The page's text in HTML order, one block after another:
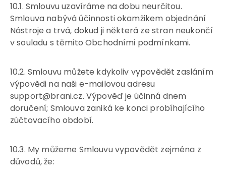
10.1. Smlouvu uzavíráme na dobu neurčitou.
Smlouva nabývá účinnosti okamžikem objednání
Nástroje a trvá, dokud ji některá ze stran neukončí
v souladu s těmito Obchodními podmínkami.
10.2. Smlouvu můžete kdykoliv vypovědět zasláním
výpovědi na naši e-mailovou adresu
support@brani.cz. Výpověď je účinná dnem
doručení; Smlouva zaniká ke konci probíhajícího
zúčtovacího období.
10.3. My můžeme Smlouvu vypovědět zejména z
důvodů, že: